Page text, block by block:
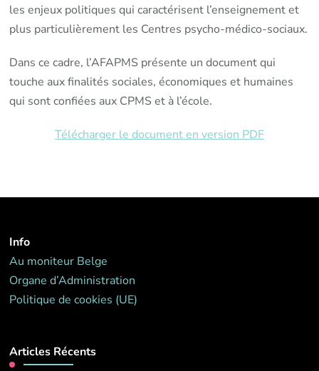
les enjeux politiques qui caractérisent l’enseignement et
plus particulièrement les Centres psycho-médico-sociaux.
Dans ce cadre, l’AFAPMS présente un document qui
touche aux finalités sociales, économiques et humaines
qui sont confiées aux CPMS et à l’école.
Télécharger le document en version PDF
Info
Au moniteur Belge
Organe d’Administration
Politique de cookies (UE)
Articles Récents